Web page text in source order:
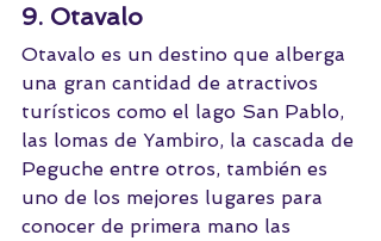
9. Otavalo
Otavalo es un destino que alberga
una gran cantidad de atractivos
turísticos como el lago San Pablo,
las lomas de Yambiro, la cascada de
Peguche entre otros, también es
uno de los mejores lugares para
conocer de primera mano las